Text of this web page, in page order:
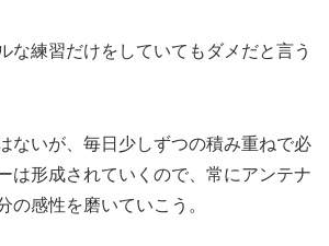
な練習だけをしていてもダメだと言う
ないが、毎日少しずつの積み重ねで必
は形成されていくので、常にアンテナ
の感性を磨いていこう。